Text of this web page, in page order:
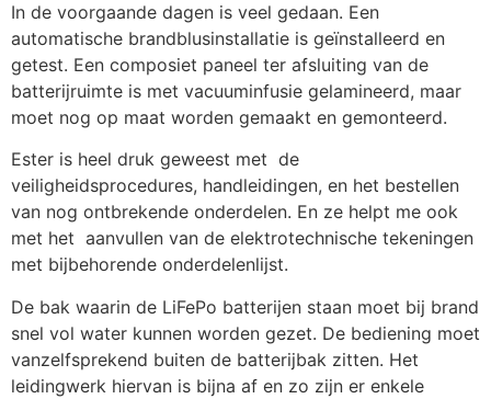
In de voorgaande dagen is veel gedaan. Een
automatische brandblusinstallatie is geïnstalleerd en
getest. Een composiet paneel ter afsluiting van de
batterijruimte is met vacuuminfusie gelamineerd, maar
moet nog op maat worden gemaakt en gemonteerd.
Ester is heel druk geweest met de
veiligheidsprocedures, handleidingen, en het bestellen
van nog ontbrekende onderdelen. En ze helpt me ook
met het aanvullen van de elektrotechnische tekeningen
met bijbehorende onderdelenlijst.
De bak waarin de LiFePo batterijen staan moet bij brand
snel vol water kunnen worden gezet. De bediening moet
vanzelfsprekend buiten de batterijbak zitten. Het
leidingwerk hiervan is bijna af en zo zijn er enkele